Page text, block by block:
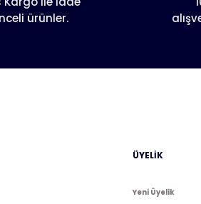
daha pahalı.
ürünler.
ÜYELİK
Yeni Üyelik